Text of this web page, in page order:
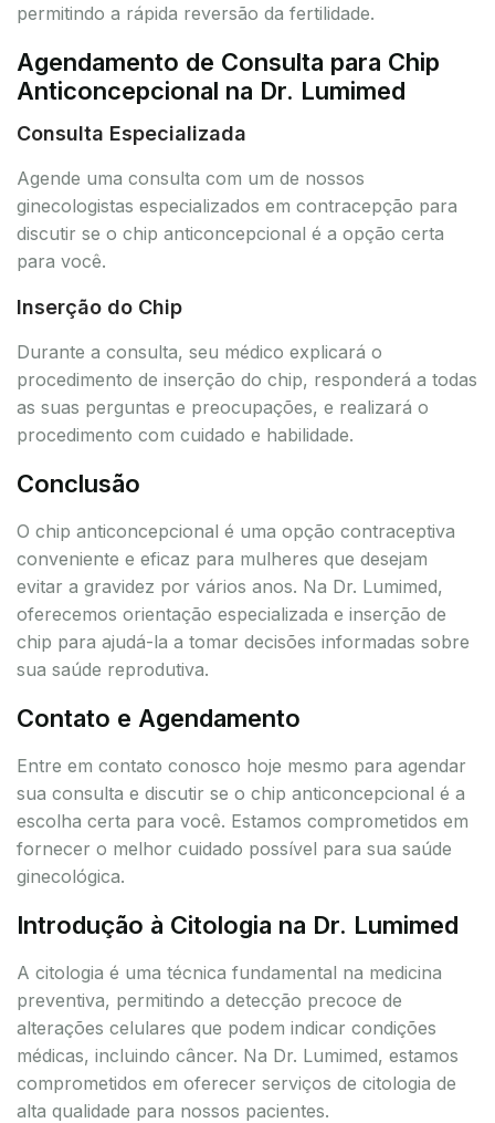
permitindo a rápida reversão da fertilidade.
Agendamento de Consulta para Chip
Anticoncepcional na Dr. Lumimed
Consulta Especializada
Agende uma consulta com um de nossos
ginecologistas especializados em contracepção para
discutir se o chip anticoncepcional é a opção certa
para você.
Inserção do Chip
Durante a consulta, seu médico explicará o
procedimento de inserção do chip, responderá a todas
as suas perguntas e preocupações, e realizará o
procedimento com cuidado e habilidade.
Conclusão
O chip anticoncepcional é uma opção contraceptiva
conveniente e eficaz para mulheres que desejam
evitar a gravidez por vários anos. Na Dr. Lumimed,
oferecemos orientação especializada e inserção de
chip para ajudá-la a tomar decisões informadas sobre
sua saúde reprodutiva.
Contato e Agendamento
Entre em contato conosco hoje mesmo para agendar
sua consulta e discutir se o chip anticoncepcional é a
escolha certa para você. Estamos comprometidos em
fornecer o melhor cuidado possível para sua saúde
ginecológica.
Introdução à Citologia na Dr. Lumimed
A citologia é uma técnica fundamental na medicina
preventiva, permitindo a detecção precoce de
alterações celulares que podem indicar condições
médicas, incluindo câncer. Na Dr. Lumimed, estamos
comprometidos em oferecer serviços de citologia de
alta qualidade para nossos pacientes.